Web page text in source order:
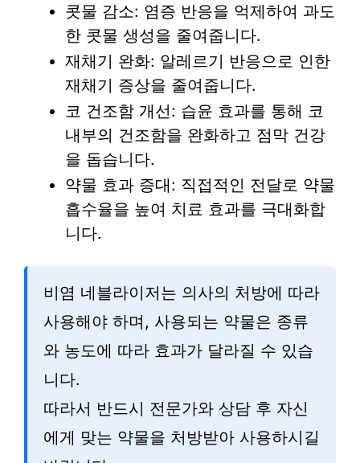
콧물 감소: 염증 반응을 억제하여 과도
한 콧물 생성을 줄여줍니다.
재채기 완화: 알레르기 반응으로 인한
재채기 증상을 줄여줍니다.
코 건조함 개선: 습윤 효과를 통해 코
내부의 건조함을 완화하고 점막 건강
을 돕습니다.
약물 효과 증대: 직접적인 전달로 약물
흡수율을 높여 치료 효과를 극대화합
니다.
비염 네블라이저는 의사의 처방에 따라
사용해야 하며, 사용되는 약물은 종류
와 농도에 따라 효과가 달라질 수 있습
니다.
따라서 반드시 전문가와 상담 후 자신
에게 맞는 약물을 처방받아 사용하시길